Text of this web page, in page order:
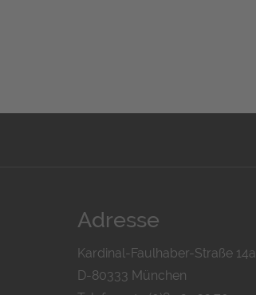
Adresse
Kardinal-Faulhaber-Straße 14a
D-80333 München